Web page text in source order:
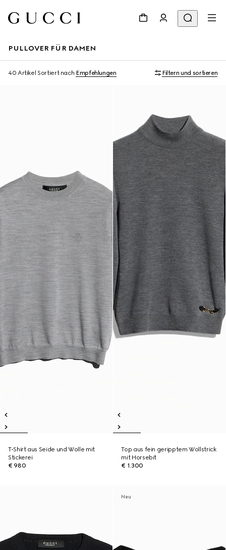
PULLOVER FÜR DAMEN
40 Artikel Sortiert nach Empfehlungen Filtern und sortieren
T-Shirt aus Seide und Wolle mit
Stickerei
€ 980
Top aus fein geripptem Wollstrick
mit Horsebit
€ 1.300
Neu